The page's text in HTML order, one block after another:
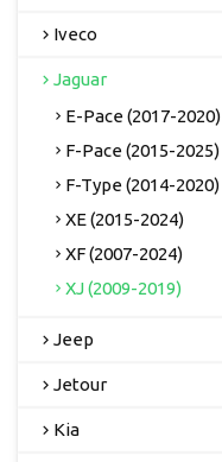
Iveco
Jaguar
E-Pace (2017-2020)
F-Pace (2015-2025)
F-Type (2014-2020)
XE (2015-2024)
XF (2007-2024)
XJ (2009-2019)
Jeep
Jetour
Kia